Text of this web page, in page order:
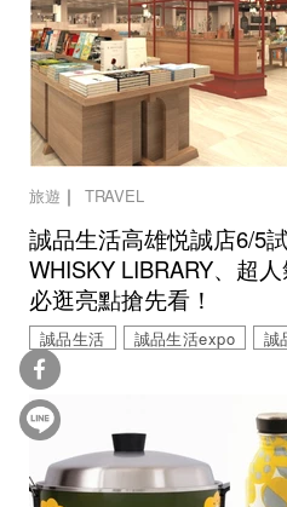
旅遊 ｜ TRAVEL
誠品生活高雄悦誠店6/5
WHISKY LIBRARY、超
必逛亮點搶先看！
誠品生活 誠品生活expo 誠